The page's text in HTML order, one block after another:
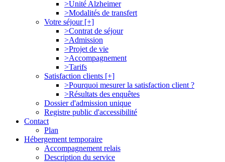
>Unité Alzheimer
>Modalités de transfert
Votre séjour [+]
>Contrat de séjour
>Admission
>Projet de vie
>Accompagnement
>Tarifs
Satisfaction clients [+]
>Pourquoi mesurer la satisfaction client ?
>Résultats des enquêtes
Dossier d'admission unique
Registre public d'accessibilité
Contact
Plan
Hébergement temporaire
Accompagnement relais
Description du service